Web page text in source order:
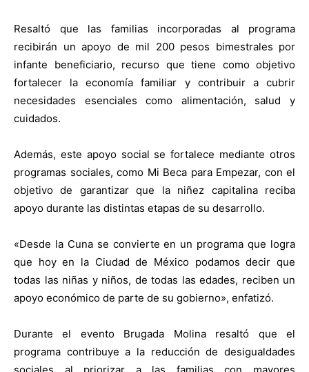
Resaltó que las familias incorporadas al programa
recibirán un apoyo de mil 200 pesos bimestrales por
infante beneficiario, recurso que tiene como objetivo
fortalecer la economía familiar y contribuir a cubrir
necesidades esenciales como alimentación, salud y
cuidados.
Además, este apoyo social se fortalece mediante otros
programas sociales, como Mi Beca para Empezar, con el
objetivo de garantizar que la niñez capitalina reciba
apoyo durante las distintas etapas de su desarrollo.
«Desde la Cuna se convierte en un programa que logra
que hoy en la Ciudad de México podamos decir que
todas las niñas y niños, de todas las edades, reciben un
apoyo económico de parte de su gobierno», enfatizó.
Durante el evento Brugada Molina resaltó que el
programa contribuye a la reducción de desigualdades